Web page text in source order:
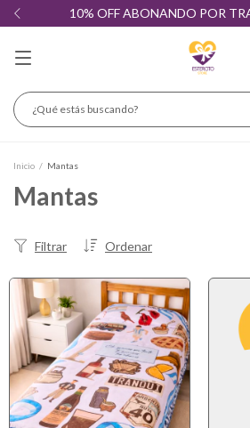
10% OFF ABONANDO POR
Inicio / Mantas
Mantas
Ordenar
Filtrar